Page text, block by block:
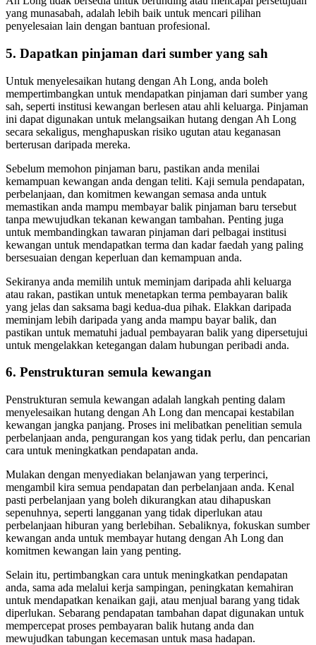
yang munasabah, adalah lebih baik untuk mencari pilihan
penyelesaian lain dengan bantuan profesional.
5. Dapatkan pinjaman dari sumber yang sah
Untuk menyelesaikan hutang dengan Ah Long, anda boleh
mempertimbangkan untuk mendapatkan pinjaman dari sumber yang
sah, seperti institusi kewangan berlesen atau ahli keluarga. Pinjaman
ini dapat digunakan untuk melangsaikan hutang dengan Ah Long
secara sekaligus, menghapuskan risiko ugutan atau keganasan
berterusan daripada mereka.
Sebelum memohon pinjaman baru, pastikan anda menilai
kemampuan kewangan anda dengan teliti. Kaji semula pendapatan,
perbelanjaan, dan komitmen kewangan semasa anda untuk
memastikan anda mampu membayar balik pinjaman baru tersebut
tanpa mewujudkan tekanan kewangan tambahan. Penting juga
untuk membandingkan tawaran pinjaman dari pelbagai institusi
kewangan untuk mendapatkan terma dan kadar faedah yang paling
bersesuaian dengan keperluan dan kemampuan anda.
Sekiranya anda memilih untuk meminjam daripada ahli keluarga
atau rakan, pastikan untuk menetapkan terma pembayaran balik
yang jelas dan saksama bagi kedua-dua pihak. Elakkan daripada
meminjam lebih daripada yang anda mampu bayar balik, dan
pastikan untuk mematuhi jadual pembayaran balik yang dipersetujui
untuk mengelakkan ketegangan dalam hubungan peribadi anda.
6. Penstrukturan semula kewangan
Penstrukturan semula kewangan adalah langkah penting dalam
menyelesaikan hutang dengan Ah Long dan mencapai kestabilan
kewangan jangka panjang. Proses ini melibatkan penelitian semula
perbelanjaan anda, pengurangan kos yang tidak perlu, dan pencarian
cara untuk meningkatkan pendapatan anda.
Mulakan dengan menyediakan belanjawan yang terperinci,
mengambil kira semua pendapatan dan perbelanjaan anda. Kenal
pasti perbelanjaan yang boleh dikurangkan atau dihapuskan
sepenuhnya, seperti langganan yang tidak diperlukan atau
perbelanjaan hiburan yang berlebihan. Sebaliknya, fokuskan sumber
kewangan anda untuk membayar hutang dengan Ah Long dan
komitmen kewangan lain yang penting.
Selain itu, pertimbangkan cara untuk meningkatkan pendapatan
anda, sama ada melalui kerja sampingan, peningkatan kemahiran
untuk mendapatkan kenaikan gaji, atau menjual barang yang tidak
diperlukan. Sebarang pendapatan tambahan dapat digunakan untuk
mempercepat proses pembayaran balik hutang anda dan
mewujudkan tabungan kecemasan untuk masa hadapan.